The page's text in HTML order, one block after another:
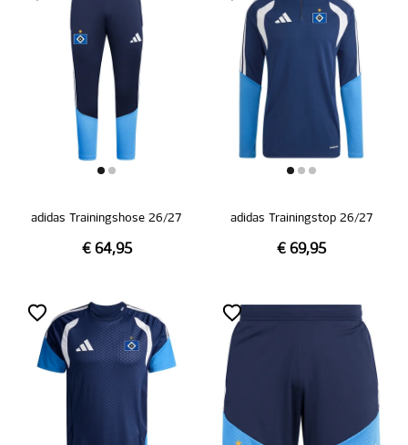
adidas Trainingshose 26/27
€ 64,95
adidas Trainingstop 26/27
€ 69,95